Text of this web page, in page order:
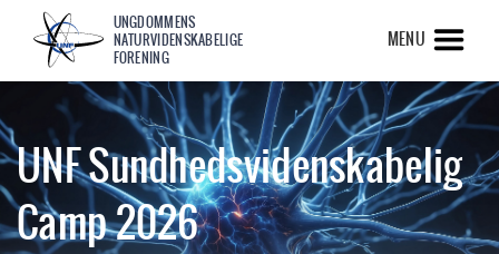
UNGDOMMENS
NATURVIDENSKABELIGE
FORENING
MENU
UNF Sundhedsvidenskabelig
Camp 2026